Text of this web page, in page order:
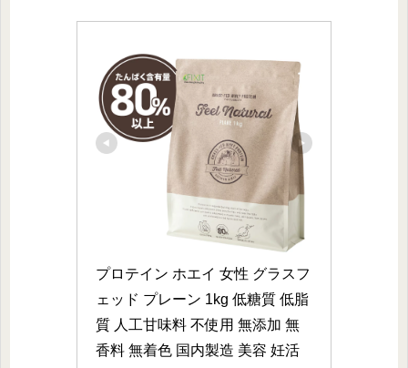
プロテイン ホエイ 女性 グラスフ
ェッド プレーン 1kg 低糖質 低脂
質 人工甘味料 不使用 無添加 無
香料 無着色 国内製造 美容 妊活